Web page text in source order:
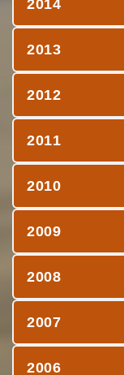
2014
2013
2012
2011
2010
2009
2008
2007
2006